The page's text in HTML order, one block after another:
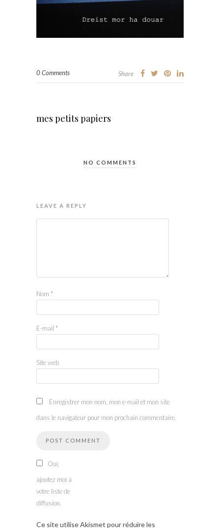
0 Comments Share
mes petits papiers
NO COMMENTS
LEAVE A REPLY
Nom *
E-mail *
Site web
Enregistrer mon nom, mon e-mail et mon site
dans le navigateur pour mon prochain commentaire.
Oui,
ajoutez moi à
votre liste de
diffusion.
Ce site utilise Akismet pour réduire les